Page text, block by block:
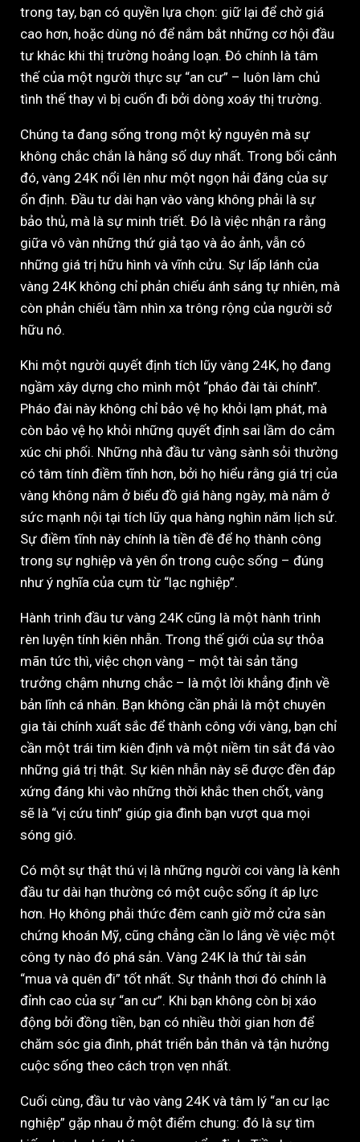
trong tay, bạn có quyền lựa chọn: giữ lại để chờ giá
cao hơn, hoặc dùng nó để nắm bắt những cơ hội đầu
tư khác khi thị trường hoảng loạn. Đó chính là tâm
thế của một người thực sự “an cư” – luôn làm chủ
tình thế thay vì bị cuốn đi bởi dòng xoáy thị trường.
Chúng ta đang sống trong một kỷ nguyên mà sự
không chắc chắn là hằng số duy nhất. Trong bối cảnh
đó, vàng 24K nổi lên như một ngọn hải đăng của sự
ổn định. Đầu tư dài hạn vào vàng không phải là sự
bảo thủ, mà là sự minh triết. Đó là việc nhận ra rằng
giữa vô vàn những thứ giả tạo và ảo ảnh, vẫn có
những giá trị hữu hình và vĩnh cửu. Sự lấp lánh của
vàng 24K không chỉ phản chiếu ánh sáng tự nhiên, mà
còn phản chiếu tầm nhìn xa trông rộng của người sở
hữu nó.
Khi một người quyết định tích lũy vàng 24K, họ đang
ngầm xây dựng cho mình một “pháo đài tài chính”.
Pháo đài này không chỉ bảo vệ họ khỏi lạm phát, mà
còn bảo vệ họ khỏi những quyết định sai lầm do cảm
xúc chi phối. Những nhà đầu tư vàng sành sỏi thường
có tâm tính điềm tĩnh hơn, bởi họ hiểu rằng giá trị của
vàng không nằm ở biểu đồ giá hàng ngày, mà nằm ở
sức mạnh nội tại tích lũy qua hàng nghìn năm lịch sử.
Sự điềm tĩnh này chính là tiền đề để họ thành công
trong sự nghiệp và yên ổn trong cuộc sống – đúng
như ý nghĩa của cụm từ “lạc nghiệp”.
Hành trình đầu tư vàng 24K cũng là một hành trình
rèn luyện tính kiên nhẫn. Trong thế giới của sự thỏa
mãn tức thì, việc chọn vàng – một tài sản tăng
trưởng chậm nhưng chắc – là một lời khẳng định về
bản lĩnh cá nhân. Bạn không cần phải là một chuyên
gia tài chính xuất sắc để thành công với vàng, bạn chỉ
cần một trái tim kiên định và một niềm tin sắt đá vào
những giá trị thật. Sự kiên nhẫn này sẽ được đền đáp
xứng đáng khi vào những thời khắc then chốt, vàng
sẽ là “vị cứu tinh” giúp gia đình bạn vượt qua mọi
sóng gió.
Có một sự thật thú vị là những người coi vàng là kênh
đầu tư dài hạn thường có một cuộc sống ít áp lực
hơn. Họ không phải thức đêm canh giờ mở cửa sàn
chứng khoán Mỹ, cũng chẳng cần lo lắng về việc một
công ty nào đó phá sản. Vàng 24K là thứ tài sản
“mua và quên đi” tốt nhất. Sự thảnh thơi đó chính là
đỉnh cao của sự “an cư”. Khi bạn không còn bị xáo
động bởi đồng tiền, bạn có nhiều thời gian hơn để
chăm sóc gia đình, phát triển bản thân và tận hưởng
cuộc sống theo cách trọn vẹn nhất.
Cuối cùng, đầu tư vào vàng 24K và tâm lý “an cư lạc
nghiệp” gặp nhau ở một điểm chung: đó là sự tìm